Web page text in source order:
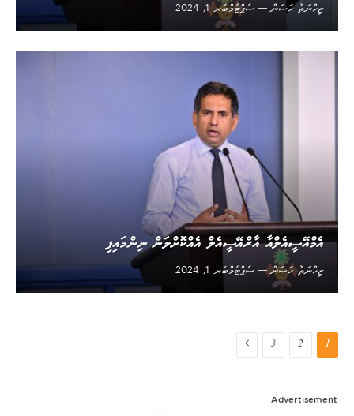
ޒިހްނަތު ހަސަން
ސެޕްޓެމްބަރ 1, 2024
އެމްއޭސީއެލްއާ އާރްއޭސީއެލް އެއްކޮށްލަން ނިންމައިފި
ޒިހްނަތު ހަސަން
ސެޕްޓެމްބަރ 1, 2024
1
2
3
Next
Advertisement